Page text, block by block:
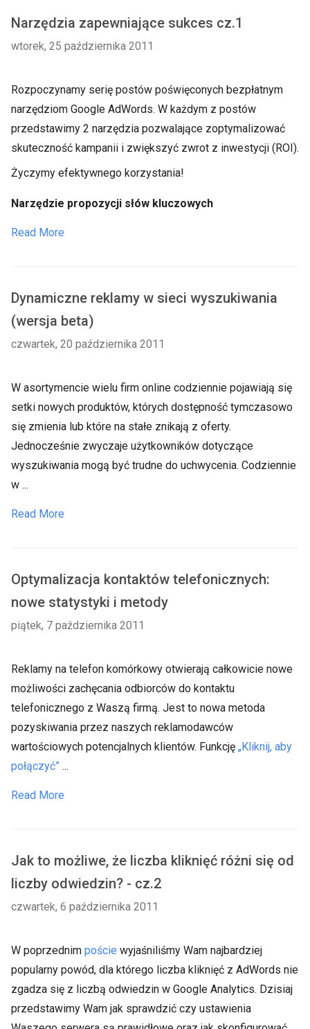
Narzędzia zapewniające sukces cz.1
wtorek, 25 października 2011
Rozpoczynamy serię postów poświęconych bezpłatnym
narzędziom Google AdWords. W każdym z postów
przedstawimy 2 narzędzia pozwalające zoptymalizować
skuteczność kampanii i zwiększyć zwrot z inwestycji (ROI).
Życzymy efektywnego korzystania!
Narzędzie propozycji słów kluczowych
Read More
Dynamiczne reklamy w sieci wyszukiwania
(wersja beta)
czwartek, 20 października 2011
W asortymencie wielu firm online codziennie pojawiają się
setki nowych produktów, których dostępność tymczasowo
się zmienia lub które na stałe znikają z oferty.
Jednocześnie zwyczaje użytkowników dotyczące
wyszukiwania mogą być trudne do uchwycenia. Codziennie
w ...
Read More
Optymalizacja kontaktów telefonicznych:
nowe statystyki i metody
piątek, 7 października 2011
Reklamy na telefon komórkowy otwierają całkowicie nowe
możliwości zachęcania odbiorców do kontaktu
telefonicznego z Waszą firmą. Jest to nowa metoda
pozyskiwania przez naszych reklamodawców
wartościowych potencjalnych klientów. Funkcję „Kliknij, aby
połączyć” ...
Read More
Jak to możliwe, że liczba kliknięć różni się od
liczby odwiedzin? - cz.2
czwartek, 6 października 2011
W poprzednim poście wyjaśniliśmy Wam najbardziej
popularny powód, dla którego liczba kliknięć z AdWords nie
zgadza się z liczbą odwiedzin w Google Analytics. Dzisiaj
przedstawimy Wam jak sprawdzić czy ustawienia